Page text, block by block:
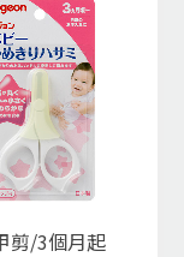
剪/3個月起